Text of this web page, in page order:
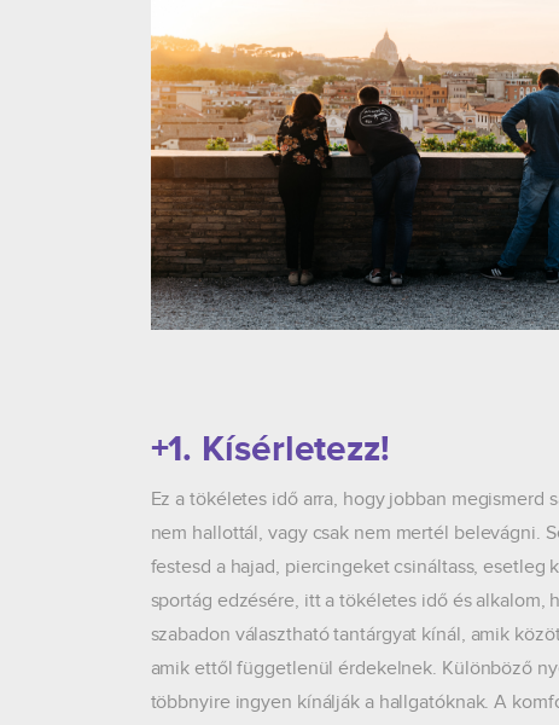
+1. Kísérletezz!
Ez a tökéletes idő arra, hogy jobban megismerd
nem hallottál, vagy csak nem mertél belevágni.
festesd a hajad, piercingeket csináltass, esetleg
sportág edzésére, itt a tökéletes idő és
szabadon választható tantárgyat kínál, amik
amik ettől függetlenül érdekelnek. Különböző
többnyire ingyen kínálják a hallgatóknak. A